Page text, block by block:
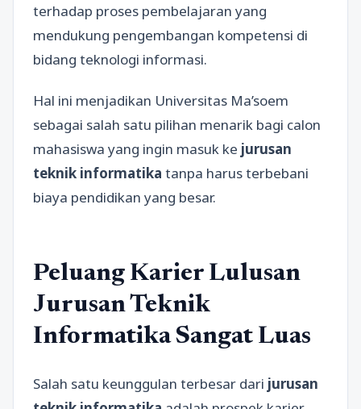
terhadap proses pembelajaran yang
mendukung pengembangan kompetensi di
bidang teknologi informasi.
Hal ini menjadikan Universitas Ma’soem
sebagai salah satu pilihan menarik bagi calon
mahasiswa yang ingin masuk ke jurusan
teknik informatika tanpa harus terbebani
biaya pendidikan yang besar.
Peluang Karier Lulusan
Jurusan Teknik
Informatika Sangat Luas
Salah satu keunggulan terbesar dari jurusan